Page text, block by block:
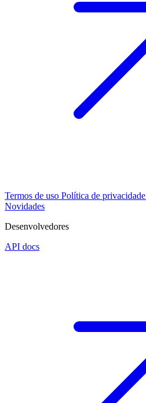
Termos de uso Política de privacidade
Novidades
Desenvolvedores
API docs